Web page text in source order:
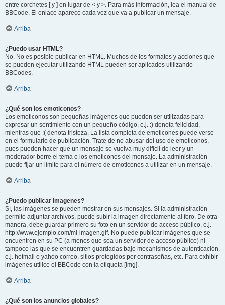
entre corchetes [ y ] en lugar de < y >. Para más información, lea el manual de
BBCode. El enlace aparece cada vez que va a publicar un mensaje.
Arriba
¿Puedo usar HTML?
No. No es posible publicar en HTML. Muchos de los formatos y acciones que
se pueden ejecutar utilizando HTML pueden ser aplicados utilizando
BBCodes.
Arriba
¿Qué son los emoticonos?
Los emoticonos son pequeñas imágenes que pueden ser utilizadas para
expresar un sentimiento con un pequeño código, e.j. :) denota felicidad,
mientras que :( denota tristeza. La lista completa de emoticones puede verse
en el formulario de publicación. Trate de no abusar del uso de emoticonos,
pues pueden hacer que un mensaje se vuelva muy difícil de leer y un
moderador borre el tema o los emoticones del mensaje. La administración
puede fijar un límite para el número de emoticones a utilizar en un mensaje.
Arriba
¿Puedo publicar imagenes?
Sí, las imágenes se pueden mostrar en sus mensajes. Si la administración
permite adjuntar archivos, puede subir la imagen directamente al foro. De otra
manera, debe guardar primero su foto en un servidor de acceso público, e.j.
http://www.ejemplo.com/mi-imagen.gif. No puede publicar imágenes que se
encuentren en su PC (a menos que sea un servidor de acceso público) ni
tampoco las que se encuentren guardadas bajo mecanismos de autenticación,
e.j. hotmail o yahoo correo, sitios protegidos por contraseñas, etc. Para exhibir
imágenes utilice el BBCode con la etiqueta [img].
Arriba
¿Qué son los anuncios globales?